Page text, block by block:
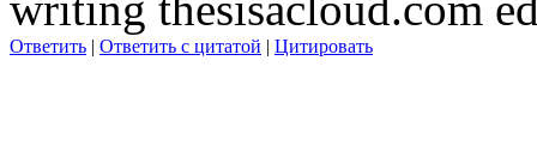
Ответить | Ответить с цитатой | Цитировать